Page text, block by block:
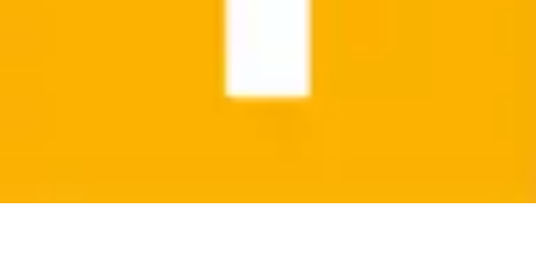
Hochdruckreiniger »K 7 Comfort Premium *EU«